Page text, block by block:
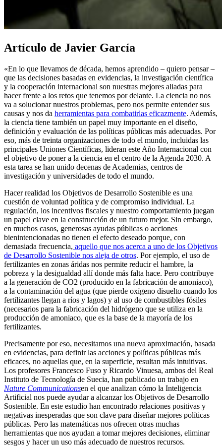
Artículo de Javier García
«En lo que llevamos de década, hemos aprendido – quiero pensar –
que las decisiones basadas en evidencias, la investigación científica
y la cooperación internacional son nuestras mejores aliadas para
hacer frente a los retos que tenemos por delante. La ciencia no nos
va a solucionar nuestros problemas, pero nos permite entender sus
causas y nos da herramientas para combatirlas eficazmente. Además,
la ciencia tiene también un papel muy importante en el diseño,
definición y evaluación de las políticas públicas más adecuadas. Por
eso, más de treinta organizaciones de todo el mundo, incluidas las
principales Uniones Científicas, lideran este Año Internacional con
el objetivo de poner a la ciencia en el centro de la Agenda 2030. A
esta tarea se han unido decenas de Academias, centros de
investigación y universidades de todo el mundo.
Hacer realidad los Objetivos de Desarrollo Sostenible es una
cuestión de voluntad política y de compromiso individual. La
regulación, los incentivos fiscales y nuestro comportamiento juegan
un papel clave en la construcción de un futuro mejor. Sin embargo,
en muchos casos, generosas ayudas públicas o acciones
bienintencionadas no tienen el efecto deseado porque, con
demasiada frecuencia, aquello que nos acerca a uno de los Objetivos
de Desarrollo Sostenible nos aleja de otros. Por ejemplo, el uso de
fertilizantes en zonas áridas nos permite reducir el hambre, la
pobreza y la desigualdad allí donde más falta hace. Pero contribuye
a la generación de CO2 (producido en la fabricación de amoniaco),
a la contaminación del agua (que pierde oxígeno disuelto cuando los
fertilizantes llegan a ríos y lagos) y al uso de combustibles fósiles
(necesarios para la fabricación del hidrógeno que se utiliza en la
producción de amoniaco, que es la base de la mayoría de los
fertilizantes.
Precisamente por eso, necesitamos una nueva aproximación, basada
en evidencias, para definir las acciones y políticas públicas más
eficaces, no aquellas que, en la superficie, resultan más intuitivas.
Los profesores Francesco Fuso y Ricardo Vinuesa, ambos del Real
Instituto de Tecnología de Suecia, han publicado un trabajo en
Nature Communicationsen el que analizan cómo la Inteligencia
Artificial nos puede ayudar a alcanzar los Objetivos de Desarrollo
Sostenible. En este estudio han encontrado relaciones positivas y
negativas inesperadas que son clave para diseñar mejores políticas
públicas. Pero las matemáticas nos ofrecen otras muchas
herramientas que nos ayudan a tomar mejores decisiones, eliminar
sesgos y hacer un uso más adecuado de nuestros recursos.